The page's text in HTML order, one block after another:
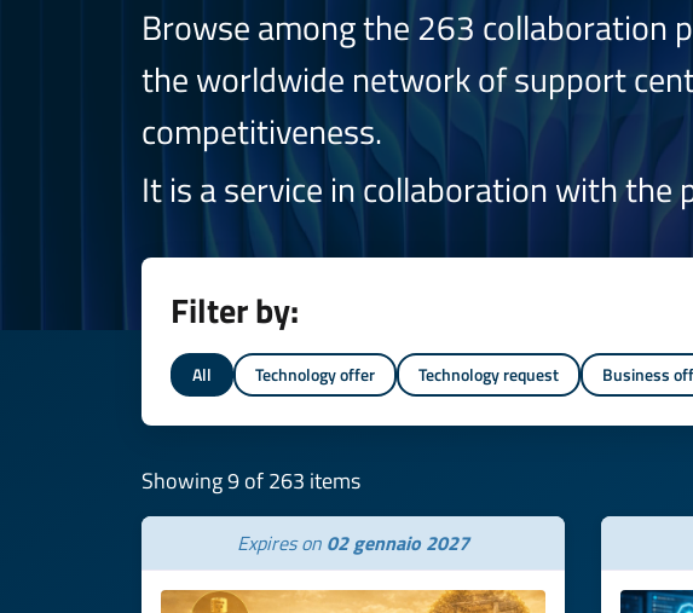
Browse among the 263 collaboration
the worldwide network of support
competitiveness.
It is a service in collaboration with the
Filter by:
All Technology offer Technology request Business
Showing 9 of 263 items
Expires on 02 gennaio 2027